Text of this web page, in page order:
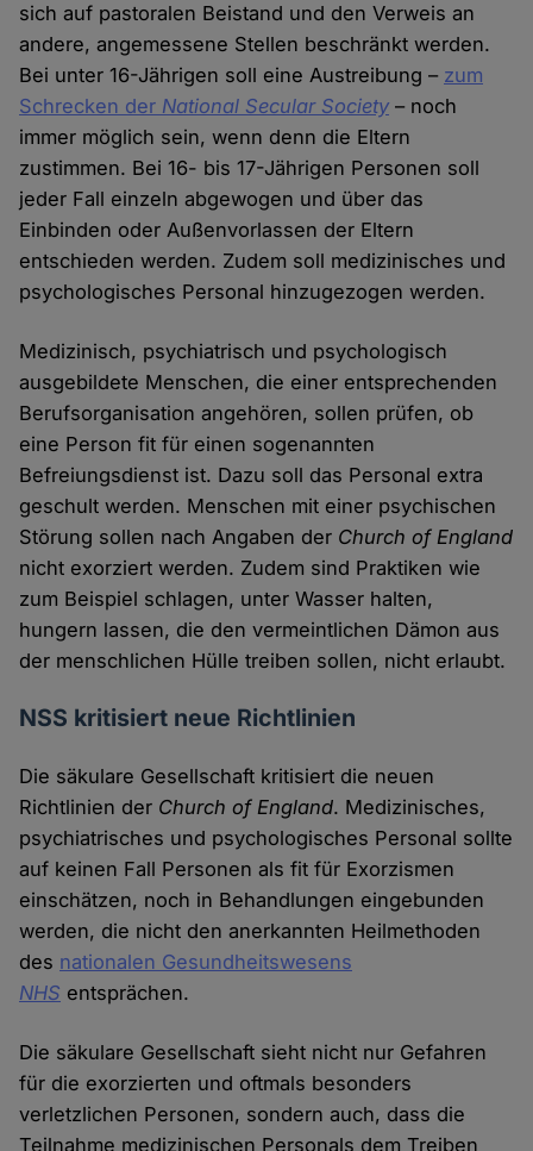
sich auf pastoralen Beistand und den Verweis an
andere, angemessene Stellen beschränkt werden.
Bei unter 16-Jährigen soll eine Austreibung – zum
Schrecken der National Secular Society – noch
immer möglich sein, wenn denn die Eltern
zustimmen. Bei 16- bis 17-Jährigen Personen soll
jeder Fall einzeln abgewogen und über das
Einbinden oder Außenvorlassen der Eltern
entschieden werden. Zudem soll medizinisches und
psychologisches Personal hinzugezogen werden.
Medizinisch, psychiatrisch und psychologisch
ausgebildete Menschen, die einer entsprechenden
Berufsorganisation angehören, sollen prüfen, ob
eine Person fit für einen sogenannten
Befreiungsdienst ist. Dazu soll das Personal extra
geschult werden. Menschen mit einer psychischen
Störung sollen nach Angaben der Church of England
nicht exorziert werden. Zudem sind Praktiken wie
zum Beispiel schlagen, unter Wasser halten,
hungern lassen, die den vermeintlichen Dämon aus
der menschlichen Hülle treiben sollen, nicht erlaubt.
NSS kritisiert neue Richtlinien
Die säkulare Gesellschaft kritisiert die neuen
Richtlinien der Church of England. Medizinisches,
psychiatrisches und psychologisches Personal sollte
auf keinen Fall Personen als fit für Exorzismen
einschätzen, noch in Behandlungen eingebunden
werden, die nicht den anerkannten Heilmethoden
des nationalen Gesundheitswesens
NHS entsprächen.
Die säkulare Gesellschaft sieht nicht nur Gefahren
für die exorzierten und oftmals besonders
verletzlichen Personen, sondern auch, dass die
Teilnahme medizinischen Personals dem Treiben